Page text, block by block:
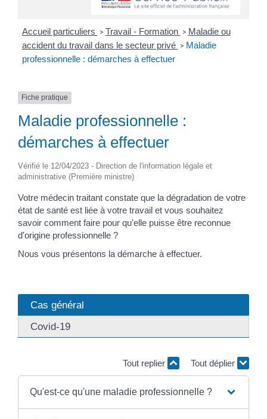
Accueil particuliers > Travail - Formation > Maladie ou
accident du travail dans le secteur privé > Maladie
professionnelle : démarches à effectuer
Fiche pratique
Maladie professionnelle :
démarches à effectuer
Vérifié le 12/04/2023 - Direction de l'information légale et
administrative (Première ministre)
Votre médecin traitant constate que la dégradation de votre
état de santé est liée à votre travail et vous souhaitez
savoir comment faire pour qu'elle puisse être reconnue
d'origine professionnelle ?
Nous vous présentons la démarche à effectuer.
Cas général
Covid-19
Tout replier Tout déplier
Qu'est-ce qu'une maladie professionnelle ?